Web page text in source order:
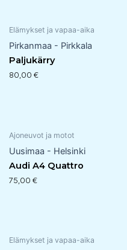
Elämykset ja vapaa-aika
Pirkanmaa - Pirkkala
Paljukärry
80,00 €
Ajoneuvot ja motot
Uusimaa - Helsinki
Audi A4 Quattro
75,00 €
Elämykset ja vapaa-aika